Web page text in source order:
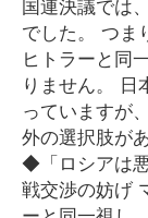
でした。 つま
ヒトラーと同
りません。 日
っていますが
外の選択肢が
◆「ロシアは
戦交渉の妨げ